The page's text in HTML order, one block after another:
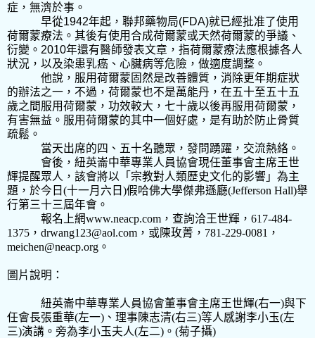
症，無濟於事。
早從1942年起，聯邦藥物局(FDA)就已經批准了使用
荷爾蒙療法。其後有使用合成荷爾蒙或天然荷爾蒙的爭議、
衍變。 2010年還有醫師發表文章，指荷爾蒙療法應根據各人
狀況，以及染患乳癌、心臟病等危險，做適度調整。
他說，服用荷爾蒙固然是改善體質，消除更年期症狀
的辦法之一，不過，荷爾蒙也不是萬能丹，在五十至五十五
歲之間服用荷爾蒙，功效較大，七十歲以後再服用荷爾蒙，
有害無益。服用荷爾蒙的其中一個好處，是有助於防止骨質
疏鬆。
當天出席的四、五十名聽眾，發問踴躍，交流熱絡。
會後，紐英崙中華專業人員協會現任董事會主席王世
輝提醒眾人，該會將以「宗教對人類歷史文化的影響」為主
題，於今日 (十一月六日 )假哈佛大學傑弗遜廳(Jefferson Hall)舉
行第三十三屆年會。
報名上網www.neacp.com ，查詢洽王世輝， 617-484-
1375 ， drwang123@aol.com ，或陳玫菁， 781-229-0081 ，
meichen@neacp.org 。
圖片說明：
紐英崙中華專業人員協會董事會主席王世輝(右一)與下
任會長張重華(左一) 、理事陳志清(右三)等人感謝李小玉(左
三)演講。旁為李小玉夫人(左二) 。 (菊子攝)